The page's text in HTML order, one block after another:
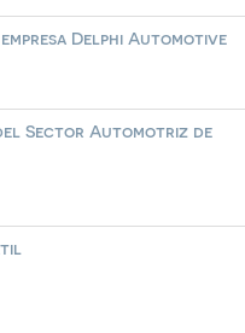
Delphi Automotive
Sector Automotriz de